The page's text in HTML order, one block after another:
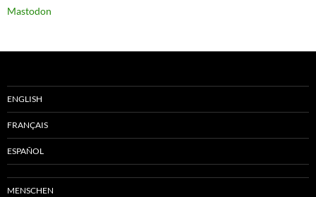
Mastodon
ENGLISH
FRANÇAIS
ESPAÑOL
MENSCHEN